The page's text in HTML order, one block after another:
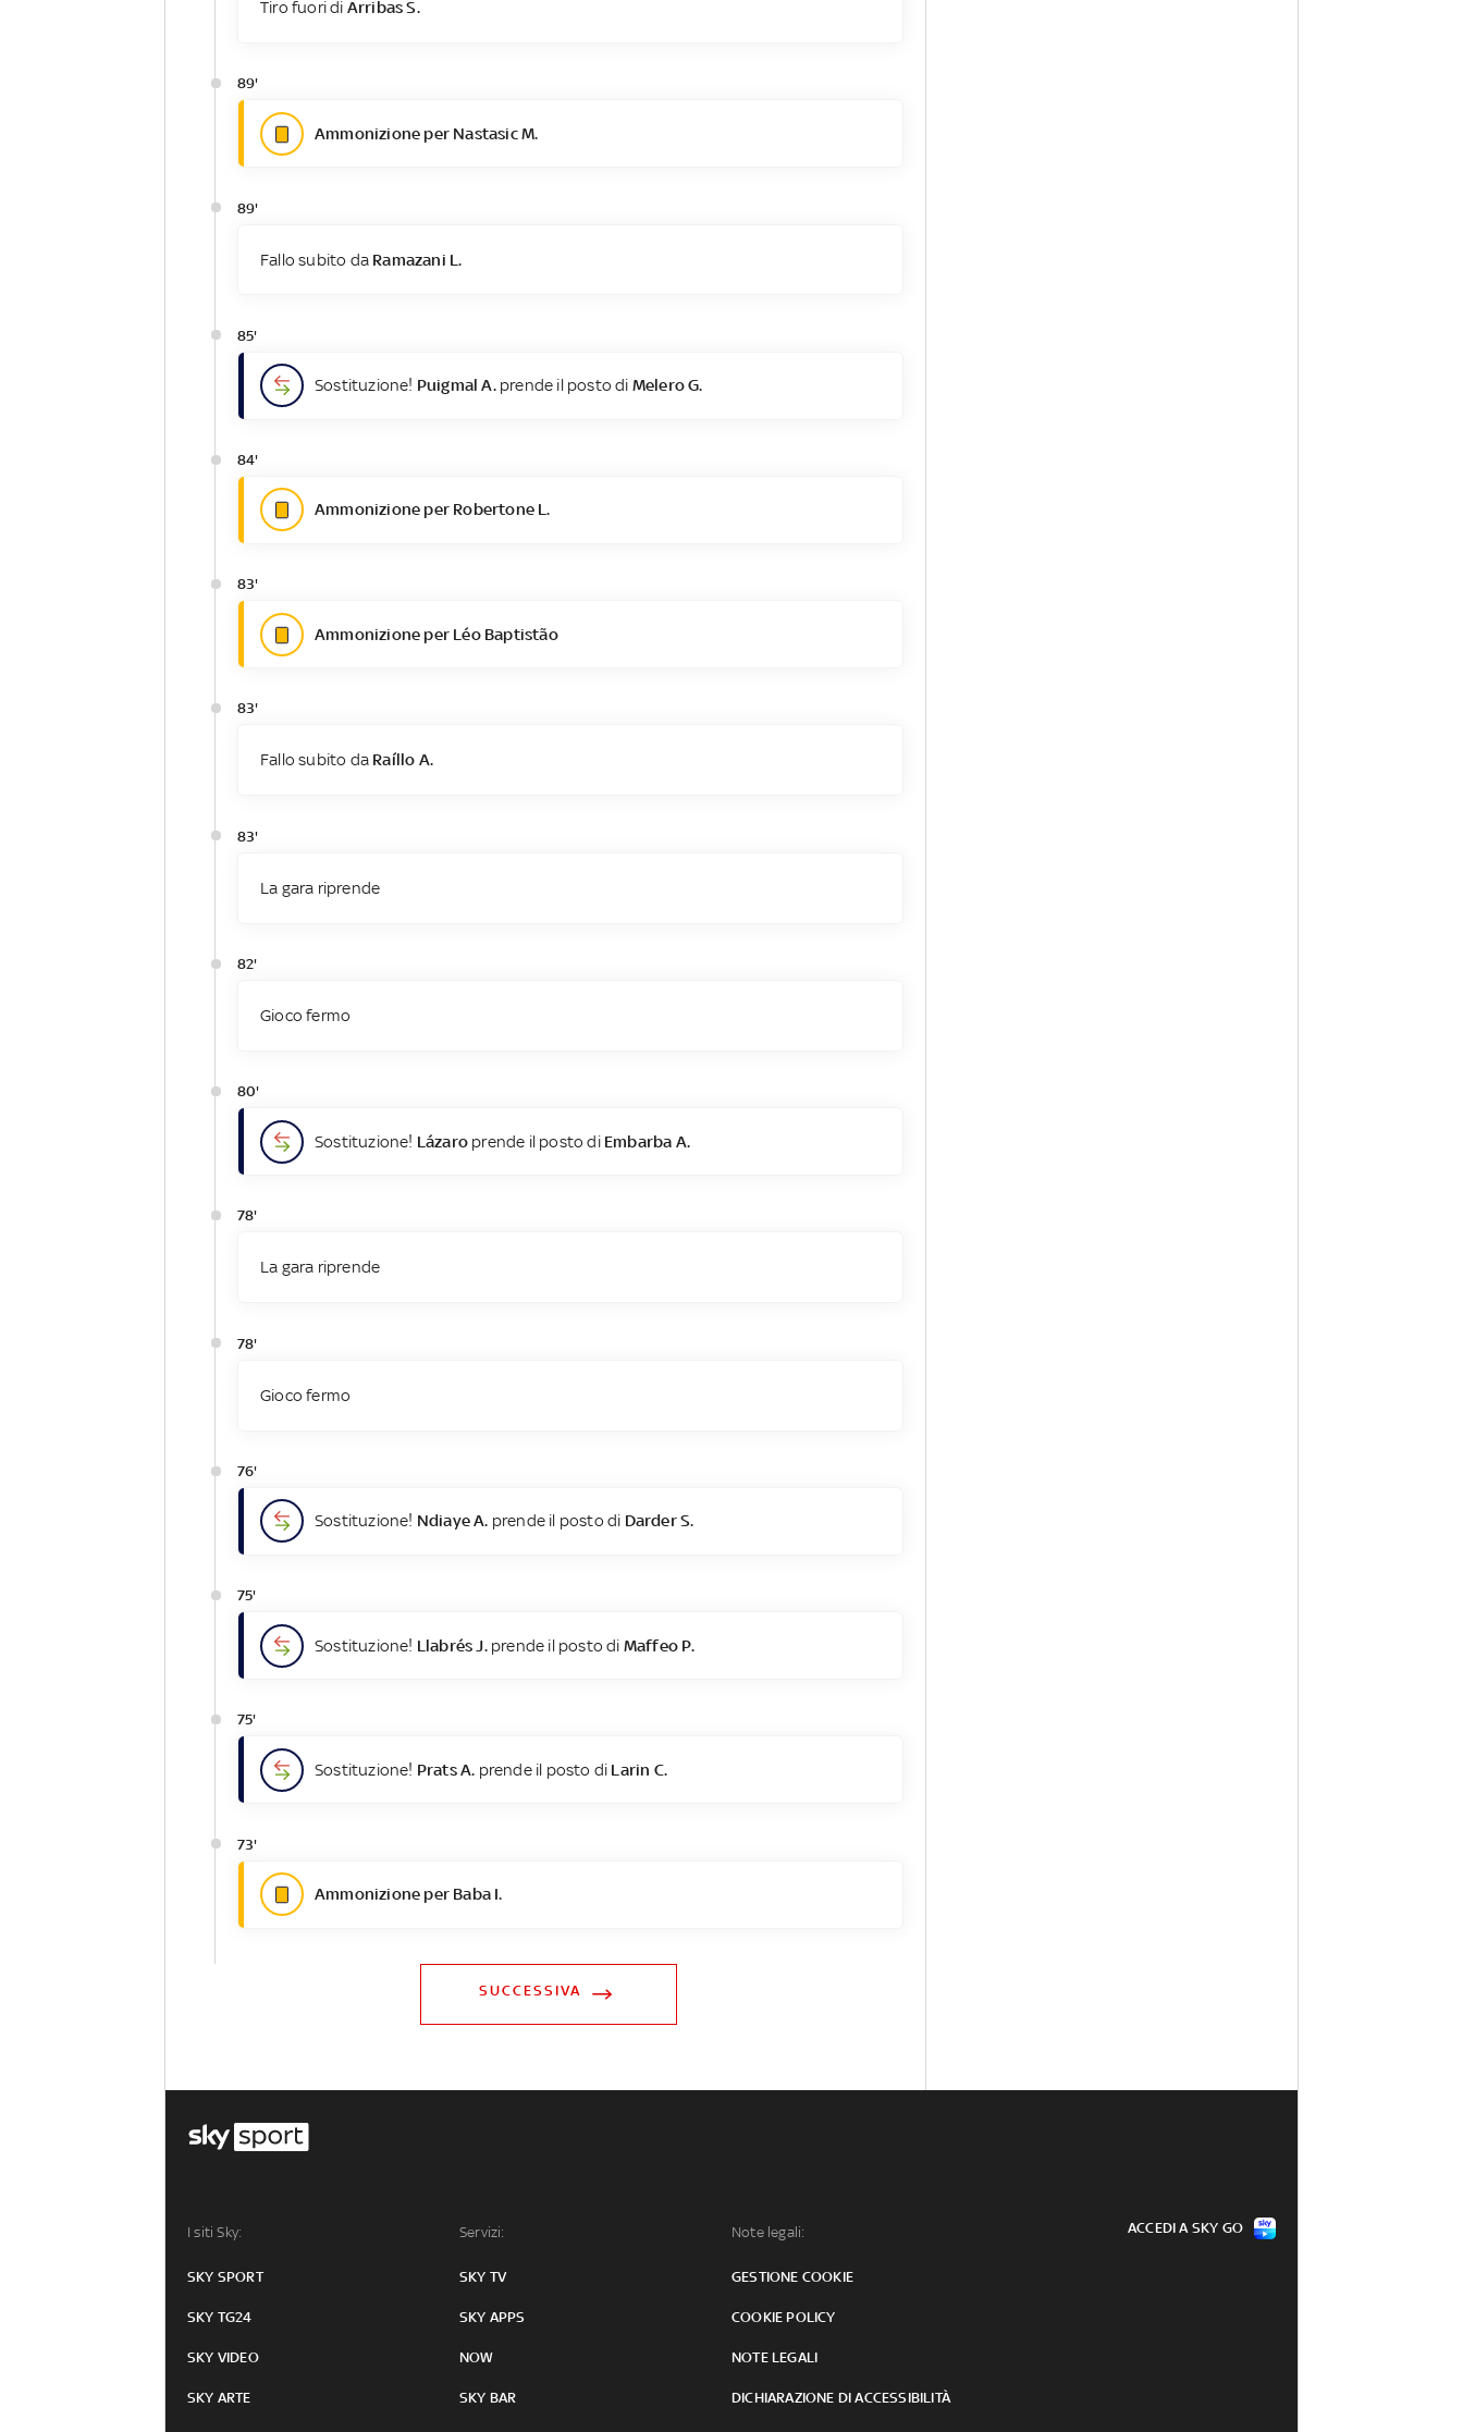
Tiro fuori di Arribas S.
89'
Ammonizione per Nastasic M.
89'
Fallo subito da Ramazani L.
85'
Sostituzione! Puigmal A.prende il posto di Melero G.
84'
Ammonizione per Robertone L.
83'
Ammonizione per Léo Baptistão
83'
Fallo subito da Raíllo A.
83'
La gara riprende
82'
Gioco fermo
80'
Sostituzione! Lázaro prende il posto di Embarba A.
78'
La gara riprende
78'
Gioco fermo
76'
Sostituzione! Ndiaye A. prende il posto di Darder S.
75'
Sostituzione! Llabrés J.prende il posto di Maffeo P.
75'
Sostituzione! Prats A. prende il posto di Larin C.
73'
Ammonizione per Baba I.
SUCCESSIVA
I siti Sky:
SKY SPORT
SKY TG24
SKY VIDEO
SKY ARTE
Servizi:
SKY TV
SKY APPS
NOW
SKY BAR
Note legali:
GESTIONE COOKIE
COOKIE POLICY
NOTE LEGALI
DICHIARAZIONE DI ACCESSIBILITÀ
ACCEDI A SKY GO